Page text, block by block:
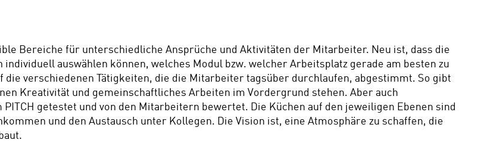
Bereiche für unterschiedliche Ansprüche und Aktivitäten der Mitarbeiter. Neu ist, dass die
auswählen können, welches Modul bzw. welcher Arbeitsplatz gerade am besten zu
verschiedenen Tätigkeiten, die die Mitarbeiter tagsüber durchlaufen, abgestimmt. So gibt
Kreativität und gemeinschaftliches Arbeiten im Vordergrund stehen. Aber auch
getestet und von den Mitarbeitern bewertet. Die Küchen auf den jeweiligen Ebenen sind
und den Austausch unter Kollegen. Die Vision ist, eine Atmosphäre zu schaffen, die